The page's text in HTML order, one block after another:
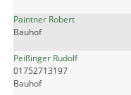
Paintner Robert
Bauhof
Peißinger Rudolf
01752713197
Bauhof